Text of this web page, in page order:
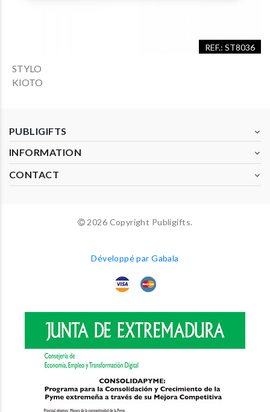
REF.: ST8036
STYLO
KIOTO
PUBLIGIFTS
INFORMATION
CONTACT
2026 Copyright Publigifts.
Développé par Gabala